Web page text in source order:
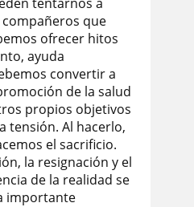
que
ofrecer hitos
ayuda
convertir a
de la salud
propios objetivos
tensión. Al hacerlo,
el sacrificio.
la resignación y el
de la realidad se
importante